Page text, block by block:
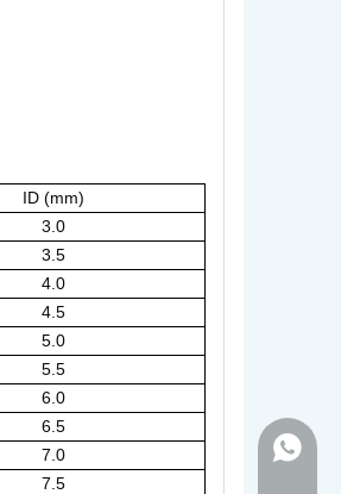
ID (mm)
3.0
3.5
4.0
4.5
5.0
5.5
6.0
6.5
7.0
7.5
+86 -